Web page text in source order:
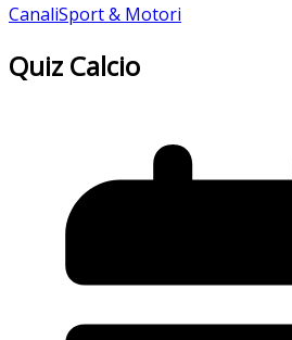
CanaliSport & Motori
Quiz Calcio